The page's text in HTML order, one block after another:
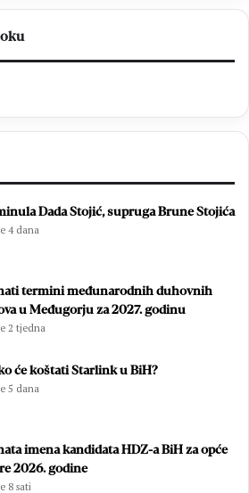
Dada Stojić, supruga Brune Stojića
4 dana
termini međunarodnih duhovnih
u Međugorju za 2027. godinu
2 tjedna
će koštati Starlink u BiH?
5 dana
imena kandidata HDZ-a BiH za opće
2026. godine
8 sati